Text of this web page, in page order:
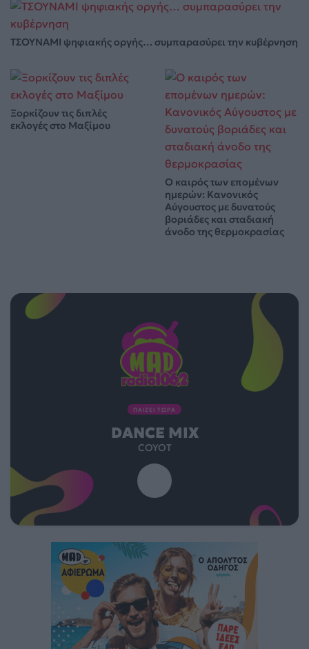
ΤΣΟΥΝΑΜΙ ψηφιακής οργής… συμπαρασύρει την κυβέρνηση
Ξορκίζουν τις διπλές
εκλογές στο Μαξίμου
Ο καιρός των επομένων
ημερών: Κανονικός
Αύγουστος με δυνατούς
βοριάδες και σταδιακή
άνοδο της θερμοκρασίας
ΠΑΙΖΕΙ ΤΩΡΑ
DANCE MIX
COYOT